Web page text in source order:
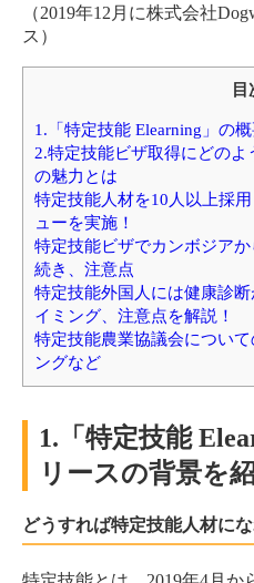
（2019年12月に株式会社
ス）
目
1.「特定技能 Elearning」の
2.特定技能ビザ取得にどのよ
の魅力とは
特定技能人材を10人以上採
ューを実施！
特定技能ビザでカンボジア
続き、注意点
特定技能外国人には健康診
イミング、注意点を解説！
特定技能農業協議会につい
ングなど
1.「特定技能
リースの背景を
どうすれば特定技能人材に